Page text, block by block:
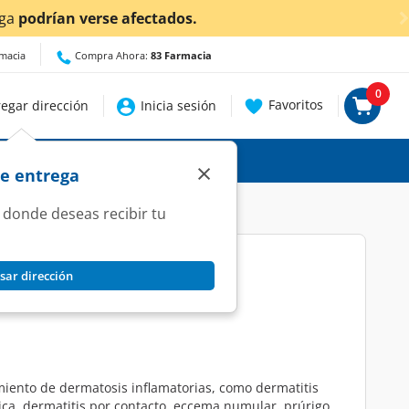
Daclic aquípara conocer detalles.
Compra Ahora: 83 Farmacia
dirección
entrega
deseas recibir tu
dirección
×
Inicia sesión Favoritos
0
30 gr.
de dermatosis inflamatorias, como dermatitis